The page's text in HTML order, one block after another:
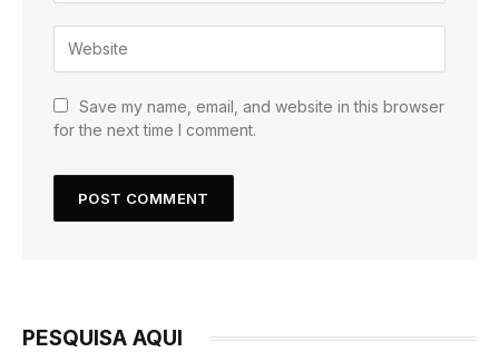
Save my name, email, and website in this browser
for the next time I comment.
PESQUISA AQUI